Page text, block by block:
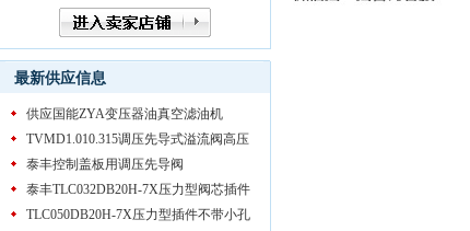
最新供应信息
供应国能ZYA变压器油真空滤油机
TVMD1.010.315调压先导式溢流阀高压
泰丰控制盖板用调压先导阀
泰丰TLC032DB20H-7X压力型阀芯插件
TLC050DB20H-7X压力型插件不带小孔